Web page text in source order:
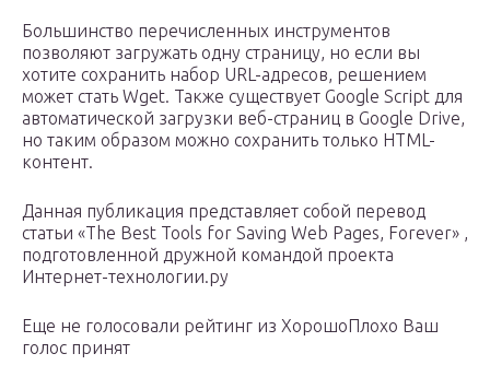
Большинство перечисленных инструментов
позволяют загружать одну страницу, но если вы
хотите сохранить набор URL-адресов, решением
может стать Wget. Также существует Google Script для
автоматической загрузки веб-страниц в Google Drive,
но таким образом можно сохранить только HTML-
контент.
Данная публикация представляет собой перевод
статьи «The Best Tools for Saving Web Pages, Forever» ,
подготовленной дружной командой проекта
Интернет-технологии.ру
Еще не голосовали рейтинг из ХорошоПлохо Ваш
голос принят